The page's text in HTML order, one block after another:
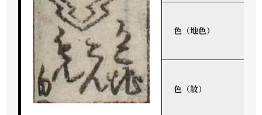
色（地色）
色（紋）